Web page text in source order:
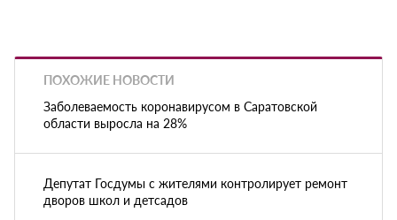
ПОХОЖИЕ НОВОСТИ
Заболеваемость коронавирусом в Саратовской
области выросла на 28%
Депутат Госдумы с жителями контролирует ремонт
дворов школ и детсадов